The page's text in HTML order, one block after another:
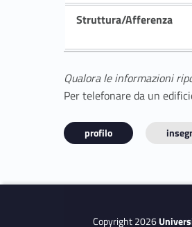
Struttura/Afferenza
Qualora le informazioni
Per telefonare da un
profilo
Copyright 2026